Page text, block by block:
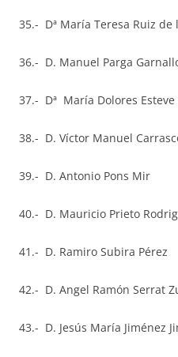
35.- Dª María Teresa Ruiz de
36.- D. Manuel Parga
37.- Dª María Dolores Esteve
38.- D. Víctor Manuel
39.- D. Antonio Pons Mir
40.- D. Mauricio Prieto
41.- D. Ramiro Subira Pérez
42.- D. Angel Ramón Serrat
43.- D. Jesús María Jiménez